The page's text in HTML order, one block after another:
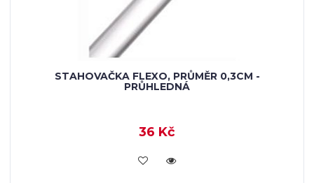
STAHOVAČKA FLEXO, PRŮMĚR 0,3CM -
PRŮHLEDNÁ
36 Kč
VLOŽIT DO KOŠÍKU